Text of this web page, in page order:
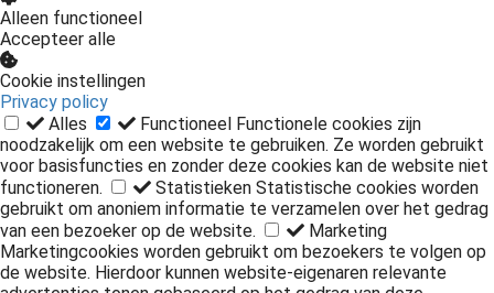
Alleen functioneel
Accepteer alle
Cookie instellingen
Privacy policy
Alles
Functioneel Functionele cookies zijn
noodzakelijk om een website te gebruiken. Ze worden gebruikt
voor basisfuncties en zonder deze cookies kan de website niet
functioneren.
Statistieken Statistische cookies worden
gebruikt om anoniem informatie te verzamelen over het gedrag
van een bezoeker op de website.
Marketing
Marketingcookies worden gebruikt om bezoekers te volgen op
de website. Hierdoor kunnen website-eigenaren relevante